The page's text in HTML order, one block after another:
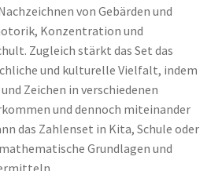
von Gebärden und
Konzentration und
Zugleich stärkt das Set das
und kulturelle Vielfalt, indem
Zeichen in verschiedenen
und dennoch miteinander
das Zahlenset in Kita, Schule oder
Grundlagen und